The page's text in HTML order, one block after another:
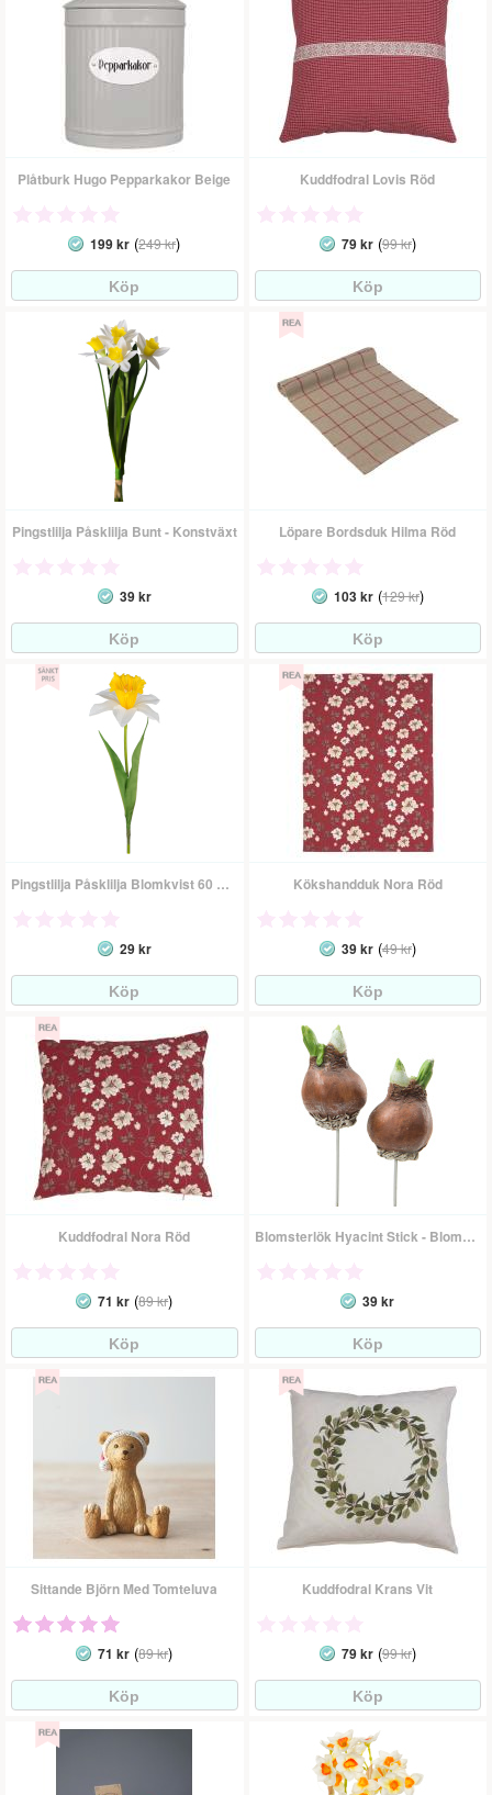
Plåtburk Hugo Pepparkakor Beige
199 kr (249 kr)
Kuddfodral Lovis Röd
79 kr(99 kr)
Pingstlilja Påsklilja Bunt - Konstväxt
39 kr
Löpare Bordsduk Hilma Röd
103 kr(129 kr)
Pingstlilja Påsklilja Blomkvist 60 Cm - Konstväxt
29 kr
Kökshandduk Nora Röd
39 kr(49 kr)
Kuddfodral Nora Röd
71 kr (89 kr)
Blomsterlök Hyacint Stick - Blomdekoration
39 kr
Sittande Björn Med Tomteluva
71 kr (89 kr)
Kuddfodral Krans Vit
79 kr(99 kr)